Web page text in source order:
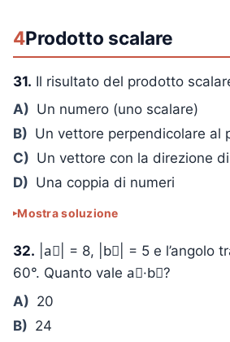
4Prodotto scalare
31. Il risultato del prodotto
A) Un numero (uno scalare)
B) Un vettore perpendicolare
C) Un vettore con la direzione
D) Una coppia di numeri
Mostra soluzione
32. |a⃗| = 8, |b⃗| = 5 e l’angolo
60°. Quanto vale a⃗·b⃗?
A) 20
B) 24